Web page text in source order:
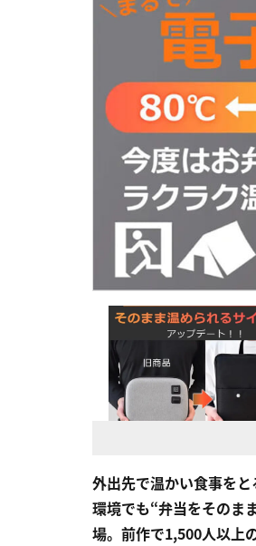
外出先で温かい食事を
環境でも“弁当をそのま
場。前作で1,500人以上